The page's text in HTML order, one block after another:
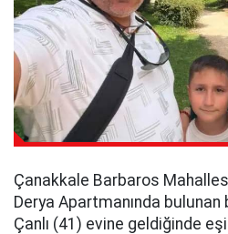
Çanakkale Barbaros
Derya Apartmanında
Çanlı (41) evine geldiğinde